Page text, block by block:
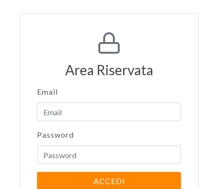
Area Riservata
Email
Password
ACCEDI